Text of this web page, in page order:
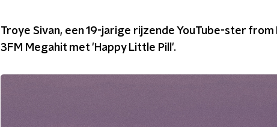
Troye Sivan, een 19-jarige rijzende YouTube-ster
3FM Megahit met 'Happy Little Pill'.